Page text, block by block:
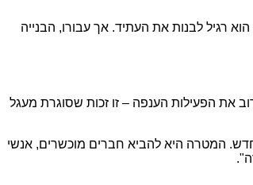
גן, הוא רגיל לבנות את העתיד. אך עבורו, הבנייה
'מנורה'. היום, כעבור 15 שנה, לחזור כחבר נשיאות המכיר מקרוב את הפעילות הענפה – זו זכות שסוגרת מעגל
המטרה היא להביא חברים מוכשרים, אנשי